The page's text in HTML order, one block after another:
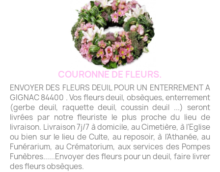
COURONNE DE FLEURS.
ENVOYER DES FLEURS DEUIL POUR UN ENTERREMENT A
GIGNAC 84400 . Vos fleurs deuil, obsèques, enterrement
(gerbe deuil, raquette deuil, coussin deuil ...) seront
livrées par notre fleuriste le plus proche du lieu de
livraison. Livraison 7j/7 à domicile, au Cimetière, à l'Eglise
ou bien sur le lieu de Culte, au reposoir, à l'Athanée, au
Funérarium, au Crématorium, aux services des Pompes
Funèbres......Envoyer des fleurs pour un deuil, faire livrer
des fleurs obsèques.